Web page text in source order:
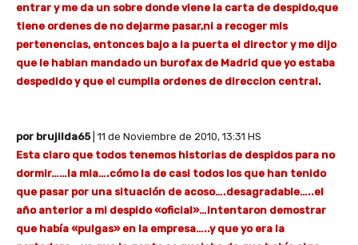
entrar y me da un sobre donde viene la carta de despido,que
tiene ordenes de no dejarme pasar,ni a recoger mis
pertenencias, entonces bajo a la puerta el director y me dijo
que le habian mandado un burofax de Madrid que yo estaba
despedido y que el cumplia ordenes de direccion central.
por brujilda65| 11 de Noviembre de 2010, 13:31 HS
Esta claro que todos tenemos historias de despidos para no
dormir……la mia….cómo la de casi todos los que han tenido
que pasar por una situación de acoso….desagradable…..el
año anterior a mi despido «oficial»…intentaron demostrar
que había «pulgas» en la empresa…..y que yo era la